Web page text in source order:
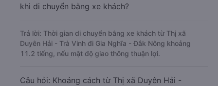
khi di chuyển bằng xe khách?
Trả lời: Thời gian di chuyển bằng xe khách từ Thị xã
Duyên Hải - Trà Vinh đi Gia Nghĩa - Đắk Nông khoảng
11.2 tiếng, nếu mật độ giao thông thuận lợi.
Câu hỏi: Khoảng cách từ Thị xã Duyên Hải -